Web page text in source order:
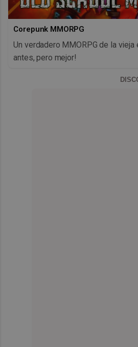
Corepunk MMORPG
Un verdadero MMORPG de la vieja
antes, pero mejor!